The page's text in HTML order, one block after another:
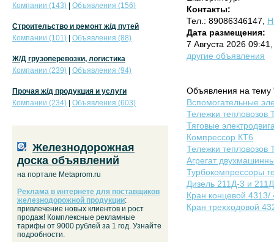
Контакты:
Тел.: 89086346147,
Дата размещения:
7 Августа 2026
другие объявления
Объявления на тему
Вспомогательные
Тележки
Тяговые
Компрессор КТ6
Тележки
Агрегат
Турбокомпрессоры
Дизель 211Д-3 и
Кран концевой 4313/
Кран трехходовой
Компании (143)
Объявления (156)
Строительство и ремонт ж/д путей
Компании (101)
Объявления (88)
Ж/Д грузоперевозки, логистика
Компании (239)
Объявления (94)
Прочая ж/д продукция и услуги
Компании (234)
Объявления (603)
Железнодорожная
доска объявлений
на портале Metaprom.ru
Реклама в интернете для поставщиков
железнодорожной продукции:
привлечение новых клиентов и рост
продаж! Комплексные рекламные
тарифы от 9000 рублей за 1 год. Узнайте
подробности.